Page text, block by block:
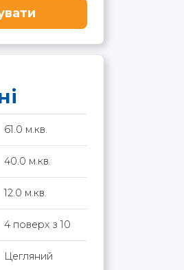
61.0 м.кв.
40.0 м.кв.
12.0 м.кв.
4 поверх з 10
Цегляний